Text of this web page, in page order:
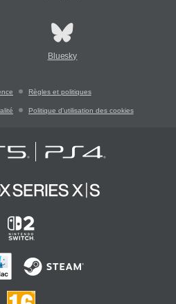
Bluesky
Règles et politiques
Politique d'utilisation des cookies